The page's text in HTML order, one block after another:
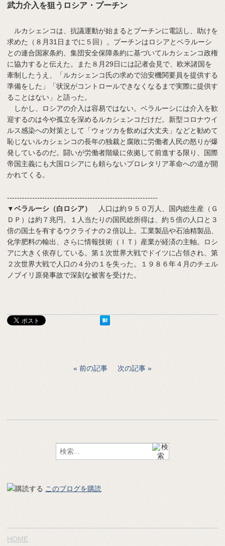
武力介入を狙うロシア・プーチン
ルカシェンコは、抗議運動が始まるとプーチンに電話し、助けを
求めた（８月31日までに５回）。プーチンはロシアとベラルーシ
との連合国家条約、集団安全保障条約に基づいてルカシェンコ政権
に協力すると伝えた。また８月29日には記者会見で、欧米諸国を
牽制したうえ、「ルカシェンコ氏の求めで治安機関要員を提供する
準備をした」「状況がコントロールできなくなるまで実際に提供す
ることはない」と語った。
しかし、ロシアの介入は容易ではない。ベラルーシには介入を歓
迎するのは今や孤立を深めるルカシェンコだけだ。新型コロナウイ
ルス感染への対策として「ウォツカを飲めば大丈夫」などと勧めて
恥じないルカシェンコの長年の独裁と腐敗に労働者人民の怒りが爆
発しているのだ。闘いが労働者階級に依拠して前進する限り、国際
帝国主義にも大国ロシアにも頼らないプロレタリア革命への道が開
かれてくる。
------------------------------------------------------------
▼ベラルーシ（白ロシア）
人口は約９５０万人、国内総生産（Ｇ
ＤＰ）は約７兆円。１人当たりの国民総所得は、約５倍の人口と３
倍の国土を有するウクライナの２倍以上。工業製品や石油精製品、
化学肥料の輸出、さらに情報技術（ＩＴ）産業が経済の主軸。ロシ
アに大きく依存している。第１次世界大戦でドイツに占領され、第
２次世界大戦で人口の４分の１を失った。１９８６年４月のチェル
ノブイリ原発事故で深刻な被害を受けた。
前の記事 次の記事
このブログを購読
HOME